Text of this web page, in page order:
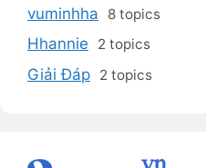
vuminhha 8 topics
Hhannie 2 topics
Giải Đáp 2 topics